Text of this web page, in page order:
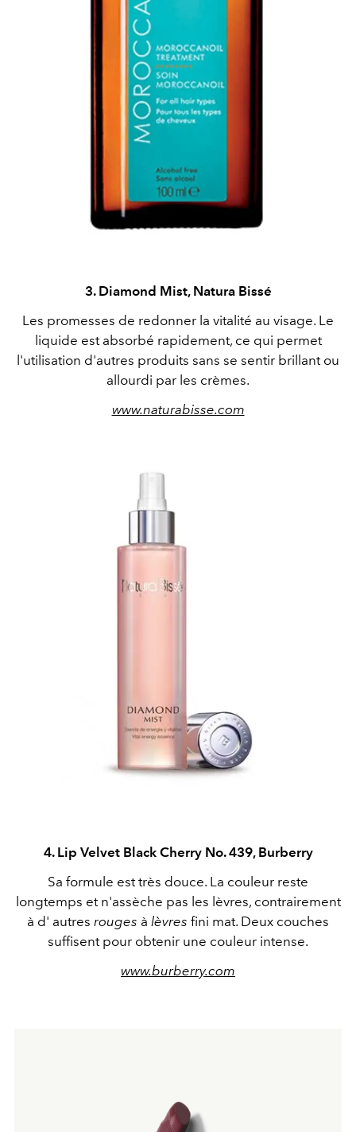
3. Diamond Mist, Natura Bissé
Les promesses de redonner la vitalité au visage. Le
liquide est absorbé rapidement, ce qui permet
l'utilisation d'autres produits sans se sentir brillant ou
allourdi par les crèmes.
www.naturabisse.com
4. Lip Velvet Black Cherry No. 439, Burberry
Sa formule est très douce. La couleur reste
longtemps et n'assèche pas les lèvres, contrairement
à d' autres rouges à lèvres fini mat. Deux couches
suffisent pour obtenir une couleur intense.
www.burberry.com